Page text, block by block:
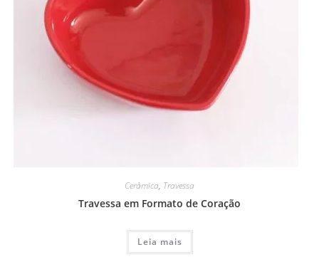
Cerâmica, Travessa
Travessa em Formato de Coração
Leia mais